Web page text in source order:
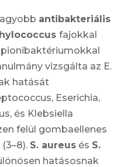
antibakteriális
fajokkal
vizsgálta az E.
hatását
Eserichia,
és Klebsiella
felül gombaellenes
S. aureusés S.
hatásosnak